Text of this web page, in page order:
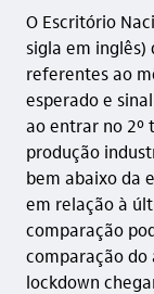
O Escritório
sigla em inglês)
referentes ao
esperado e
ao entrar no 2º
produção
bem abaixo da
em relação à
comparação
comparação do
lockdown